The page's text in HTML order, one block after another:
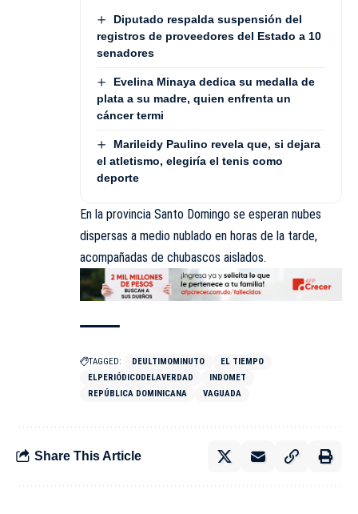
Diputado respalda suspensión del
registros de proveedores del Estado a 10
senadores
Evelina Minaya dedica su medalla de
plata a su madre, quien enfrenta un
cáncer termi
Marileidy Paulino revela que, si dejara
el atletismo, elegiría el tenis como
deporte
En la provincia Santo Domingo se esperan nubes
dispersas a medio nublado en horas de la tarde,
acompañadas de chubascos aislados.
TAGGED: DEULTIMOMINUTO
EL TIEMPO
ELPERIÓDICODELAVERDAD
INDOMET
REPÚBLICA DOMINICANA
VAGUADA
Share This Article